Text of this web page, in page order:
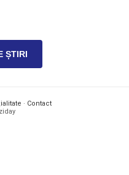
ȘTIRI
· Contact